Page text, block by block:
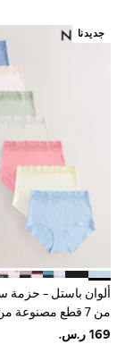
Styles
Shop
Styles
Styles
Outfits
T-Shirts
Shirts
Shirts
Shorts
& Clogs
Sun Safe
Vests
& Caps
Shop
جديدنا
ألوان باستل - حزمة
من 7 قطع مصنوعة
والدانتيل